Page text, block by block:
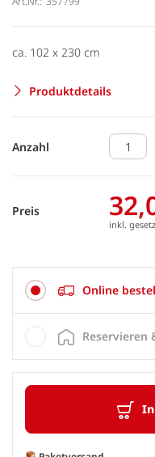
ca. 102 x 230 cm
Produktdetails
Anzahl
Preis
inkl.
Online
Reservieren